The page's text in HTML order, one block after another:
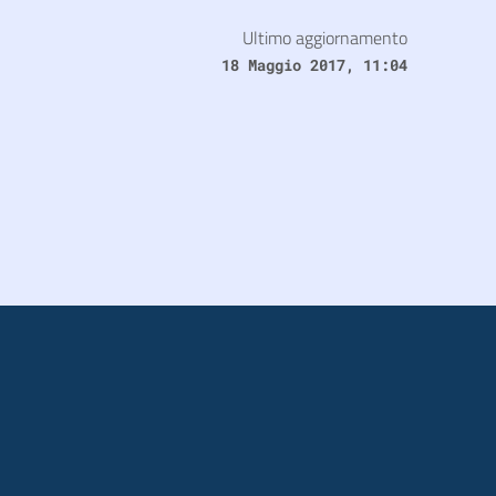
Ultimo aggiornamento
18 Maggio 2017, 11:04